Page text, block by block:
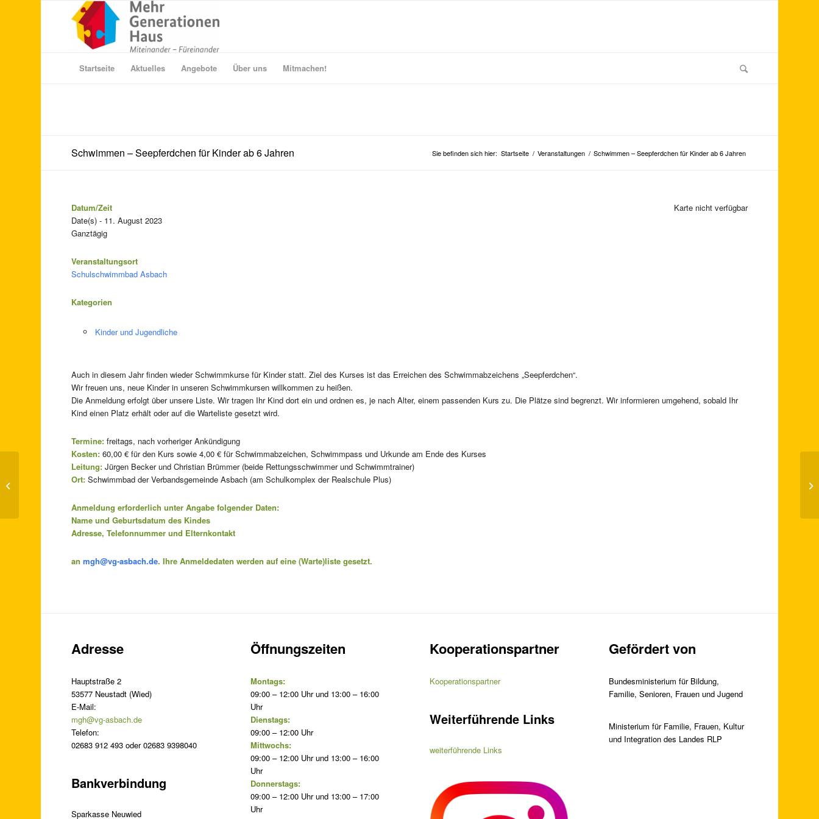
Startseite Aktuelles Angebote Über uns Mitmachen!
Schwimmen – Seepferdchen für Kinder ab 6 Jahren Sie befinden sich hier: Startseite / Veranstaltungen / Schwimmen – Seepferdchen für Kinder ab 6 Jahren
Karte nicht verfügbar
Datum/Zeit
Date(s) - 11. August 2023
Ganztägig
Veranstaltungsort
Schulschwimmbad Asbach
Kategorien
Kinder und Jugendliche
Auch in diesem Jahr finden wieder Schwimmkurse für Kinder statt. Ziel des Kurses ist das Erreichen des Schwimmabzeichens „Seepferdchen“.
Wir freuen uns, neue Kinder in unseren Schwimmkursen willkommen zu heißen.
Die Anmeldung erfolgt über unsere Liste. Wir tragen Ihr Kind dort ein und ordnen es, je nach Alter, einem passenden Kurs zu. Die Plätze sind begrenzt. Wir informieren umgehend, sobald Ihr
Kind einen Platz erhält oder auf die Warteliste gesetzt wird.
Termine:freitags, nach vorheriger Ankündigung
Kosten:60,00 € für den Kurs sowie 4,00 € für Schwimmabzeichen, Schwimmpass und Urkunde am Ende des Kurses
Leitung:Jürgen Becker und Christian Brümmer (beide Rettungsschwimmer und Schwimmtrainer)
Ort:Schwimmbad der Verbandsgemeinde Asbach (am Schulkomplex der Realschule Plus)
Anmeldung erforderlich unter Angabe folgender Daten:
Name und Geburtsdatum des Kindes
Adresse, Telefonnummer und Elternkontakt
anmgh@vg-asbach.de. Ihre Anmeldedaten werden auf eine (Warte)liste gesetzt.
Adresse
Hauptstraße 2
53577 Neustadt (Wied)
E-Mail:
mgh@vg-asbach.de
Telefon:
02683 912 493 oder 02683 9398040
Bankverbindung
Sparkasse Neuwied
Öffnungszeiten
Montags:
09:00 – 12:00 Uhr und 13:00 – 16:00
Uhr
Dienstags:
09:00 – 12:00 Uhr
Mittwochs:
09:00 – 12:00 Uhr und 13:00 – 16:00
Uhr
Donnerstags:
09:00 – 12:00 Uhr und 13:00 – 17:00
Uhr
Kooperationspartner
Kooperationspartner
Weiterführende Links
weiterführende Links
Gefördert von
Bundesministerium für Bildung,
Familie, Senioren, Frauen und Jugend
Ministerium für Familie, Frauen, Kultur
und Integration des Landes RLP
Freizeitgestaltung mit dem
9